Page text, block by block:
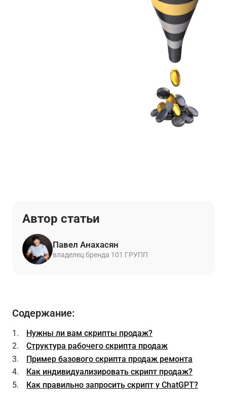
Автор статьи
Павел Анахасян
владелец бренда 101 ГРУПП
Содержание:
Нужны ли вам скрипты продаж?
Структура рабочего скрипта продаж
Пример базового скрипта продаж ремонта
Как индивидуализировать скрипт продаж?
Как правильно запросить скрипт у ChatGPT?